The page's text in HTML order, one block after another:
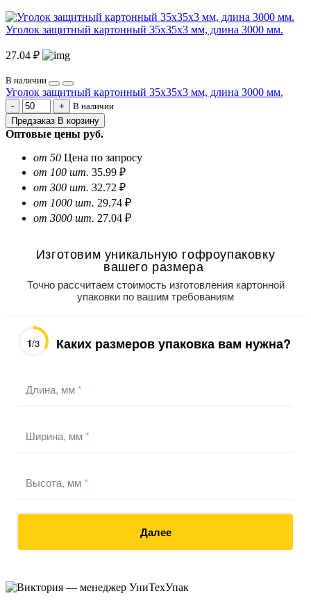
Уголок защитный картонный 35х35х3 мм, длина 3000 мм.
27.04 ₽
В наличии
Уголок защитный картонный 35х35х3 мм, длина 3000 мм.
В наличии
Предзаказ В корзину
Оптовые цены руб.
от 50 Цена по запросу
от 100 шт. 35.99 ₽
от 300 шт. 32.72 ₽
от 1000 шт. 29.74 ₽
от 3000 шт. 27.04 ₽
Изготовим уникальную гофроупаковку
вашего размера
Точно рассчитаем стоимость изготовления картонной
упаковки по вашим требованиям
1/3 Каких размеров упаковка вам нужна?
Длина, мм*
Ширина, мм*
Высота, мм*
Далее